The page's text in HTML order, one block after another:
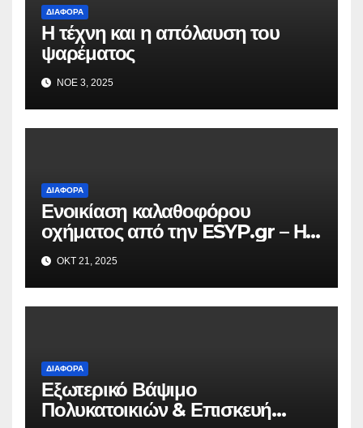
ΔΙΆΦΟΡΑ
Η τέχνη και η απόλαυση του
ψαρέματος
ΝΟΈ 3, 2025
ΔΙΆΦΟΡΑ
Ενοικίαση καλαθοφόρου
οχήματος από την ESYP.gr – Η
αξιόπιστη λύση για κάθε εργασία
σε ύψος
ΟΚΤ 21, 2025
ΔΙΆΦΟΡΑ
Εξωτερικό Βάψιμο
Πολυκατοικιών & Επισκευή